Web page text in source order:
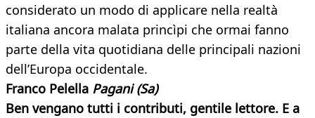
considerato un modo di applicare nella realtà
italiana ancora malata princìpi che ormai fanno
parte della vita quotidiana delle principali nazioni
dell’Europa occidentale.
Franco Pelella Pagani (Sa)
Ben vengano tutti i contributi, gentile lettore. E a